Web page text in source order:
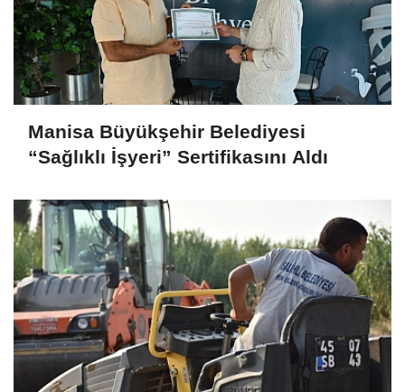
Manisa Büyükşehir Belediyesi
“Sağlıklı İşyeri” Sertifikasını Aldı